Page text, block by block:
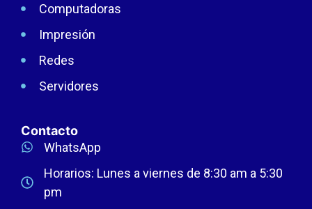
Computadoras
Impresión
Redes
Servidores
Contacto
WhatsApp
Horarios: Lunes a viernes de 8:30 am a 5:30
pm